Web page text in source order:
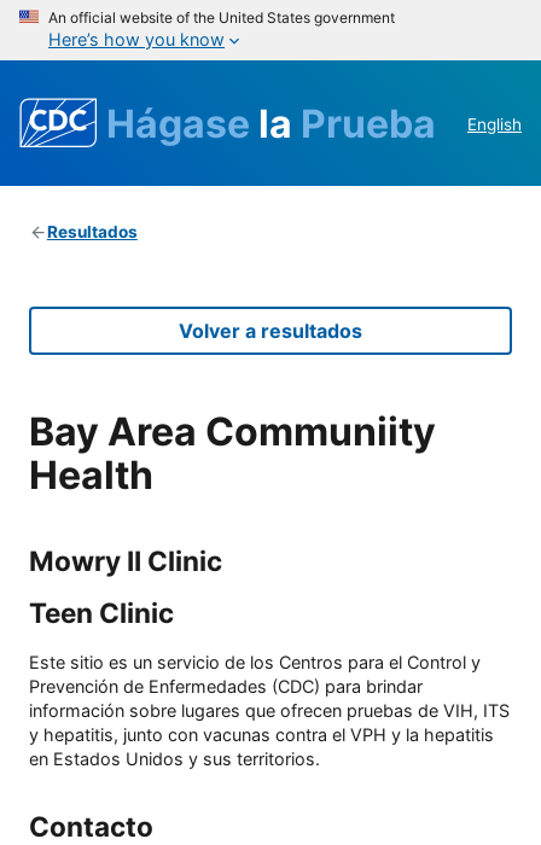
An official website of the United States government
Here’s how you know
Hágase la Prueba English
Resultados
Volver a resultados
Bay Area Communiity
Health
Mowry II Clinic
Teen Clinic
Este sitio es un servicio de los Centros para el Control y
Prevención de Enfermedades (CDC) para brindar
información sobre lugares que ofrecen pruebas de VIH, ITS
y hepatitis, junto con vacunas contra el VPH y la hepatitis
en Estados Unidos y sus territorios.
Contacto